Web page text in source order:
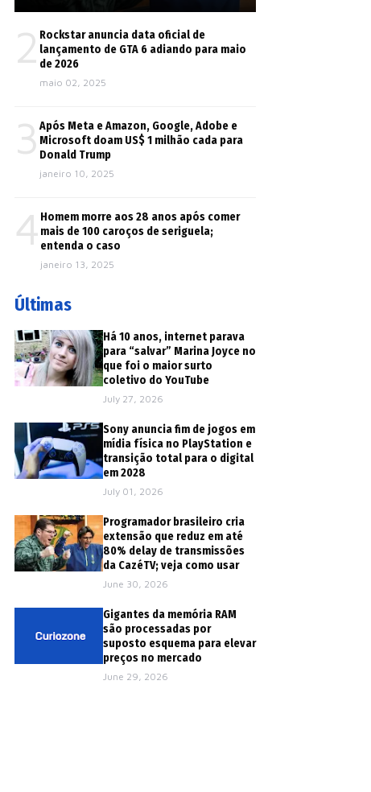
2 Rockstar anuncia data oficial de
lançamento de GTA 6 adiando para maio
de 2026
maio 02, 2025
3 Após Meta e Amazon, Google, Adobe e
Microsoft doam US$ 1 milhão cada para
Donald Trump
janeiro 10, 2025
4 Homem morre aos 28 anos após comer
mais de 100 caroços de seriguela;
entenda o caso
janeiro 13, 2025
Últimas
Há 10 anos, internet parava
para “salvar” Marina Joyce no
que foi o maior surto
coletivo do YouTube
July 27, 2026
Sony anuncia fim de jogos em
mídia física no PlayStation e
transição total para o digital
em 2028
July 01, 2026
Programador brasileiro cria
extensão que reduz em até
80% delay de transmissões
da CazéTV; veja como usar
June 30, 2026
Gigantes da memória RAM
são processadas por
suposto esquema para elevar
preços no mercado
June 29, 2026